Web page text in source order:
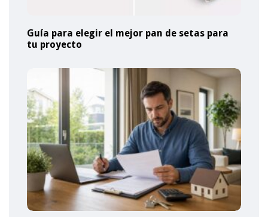
Guía para elegir el mejor pan de setas para
tu proyecto